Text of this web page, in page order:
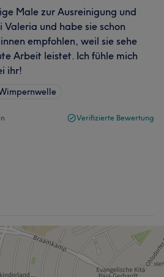
Male zur Ausreinigung und
und habe sie schon
empfohlen, weil sie sehe
Arbeit leistet. Ich fühle mich
ihr!
Verifizierte Bewertung